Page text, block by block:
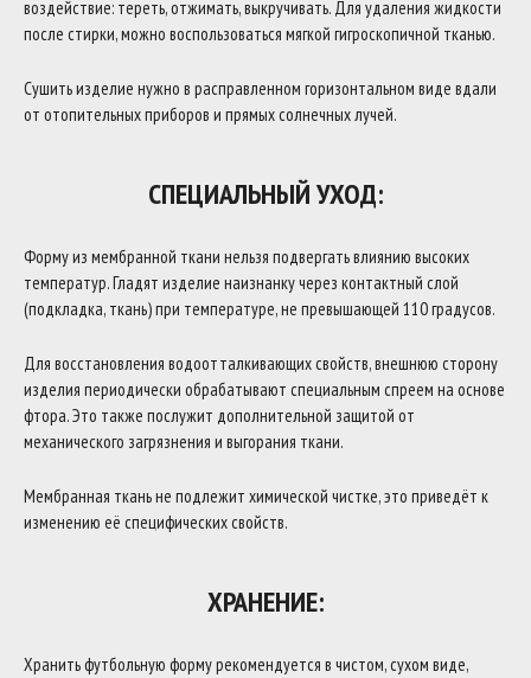
воздействие: тереть, отжимать, выкручивать. Для удаления жидкости
после стирки, можно воспользоваться мягкой гигроскопичной тканью.
Сушить изделие нужно в расправленном горизонтальном виде вдали
от отопительных приборов и прямых солнечных лучей.
СПЕЦИАЛЬНЫЙ УХОД:
Форму из мембранной ткани нельзя подвергать влиянию высоких
температур. Гладят изделие наизнанку через контактный слой
(подкладка, ткань) при температуре, не превышающей 110 градусов.
Для восстановления водоотталкивающих свойств, внешнюю сторону
изделия периодически обрабатывают специальным спреем на основе
фтора. Это также послужит дополнительной защитой от
механического загрязнения и выгорания ткани.
Мембранная ткань не подлежит химической чистке, это приведёт к
изменению её специфических свойств.
ХРАНЕНИЕ:
Хранить футбольную форму рекомендуется в чистом, сухом виде,